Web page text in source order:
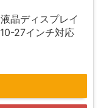
晶ディスプレイ
27インチ対応